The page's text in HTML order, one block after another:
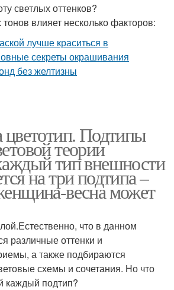
светлых оттенков?
влияет несколько факторов:
цветотип. Подтипы
теории
тип внешности
на три подтипа –
весна может
что в данном
различные оттенки и
а также подбираются
схемы и сочетания. Но что
каждый подтип?